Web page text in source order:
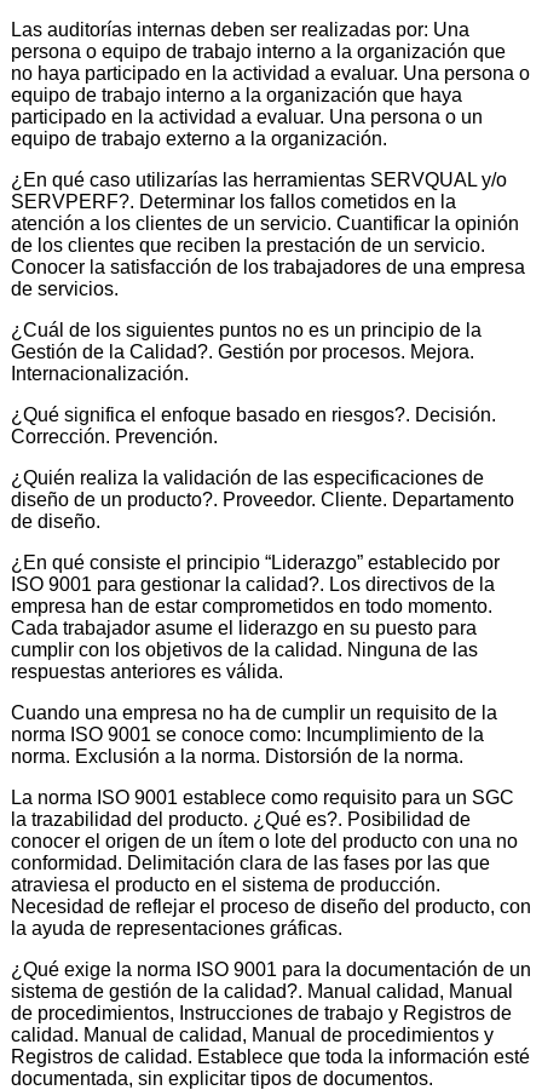
Las auditorías internas deben ser realizadas por: Una
persona o equipo de trabajo interno a la organización que
no haya participado en la actividad a evaluar. Una persona o
equipo de trabajo interno a la organización que haya
participado en la actividad a evaluar. Una persona o un
equipo de trabajo externo a la organización.
¿En qué caso utilizarías las herramientas SERVQUAL y/o
SERVPERF?. Determinar los fallos cometidos en la
atención a los clientes de un servicio. Cuantificar la opinión
de los clientes que reciben la prestación de un servicio.
Conocer la satisfacción de los trabajadores de una empresa
de servicios.
¿Cuál de los siguientes puntos no es un principio de la
Gestión de la Calidad?. Gestión por procesos. Mejora.
Internacionalización.
¿Qué significa el enfoque basado en riesgos?. Decisión.
Corrección. Prevención.
¿Quién realiza la validación de las especificaciones de
diseño de un producto?. Proveedor. Cliente. Departamento
de diseño.
¿En qué consiste el principio “Liderazgo” establecido por
ISO 9001 para gestionar la calidad?. Los directivos de la
empresa han de estar comprometidos en todo momento.
Cada trabajador asume el liderazgo en su puesto para
cumplir con los objetivos de la calidad. Ninguna de las
respuestas anteriores es válida.
Cuando una empresa no ha de cumplir un requisito de la
norma ISO 9001 se conoce como: Incumplimiento de la
norma. Exclusión a la norma. Distorsión de la norma.
La norma ISO 9001 establece como requisito para un SGC
la trazabilidad del producto. ¿Qué es?. Posibilidad de
conocer el origen de un ítem o lote del producto con una no
conformidad. Delimitación clara de las fases por las que
atraviesa el producto en el sistema de producción.
Necesidad de reflejar el proceso de diseño del producto, con
la ayuda de representaciones gráficas.
¿Qué exige la norma ISO 9001 para la documentación de un
sistema de gestión de la calidad?. Manual calidad, Manual
de procedimientos, Instrucciones de trabajo y Registros de
calidad. Manual de calidad, Manual de procedimientos y
Registros de calidad. Establece que toda la información esté
documentada, sin explicitar tipos de documentos.